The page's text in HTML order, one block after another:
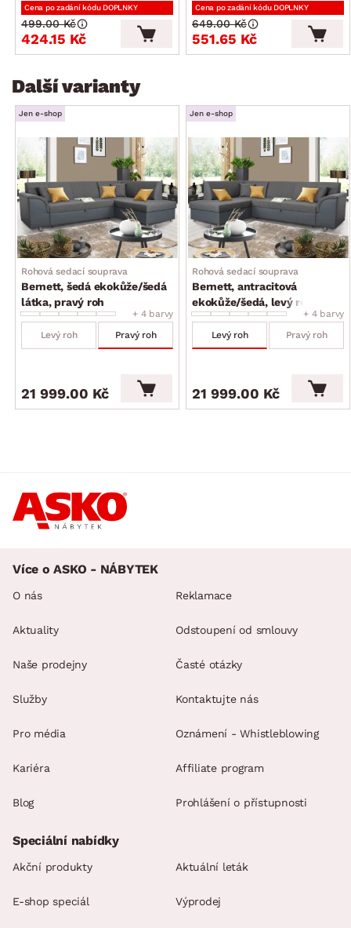
Cena po zadání kódu DOPLNKY
424.15 Kč
499.00 Kč
Cena po zadání kódu DOPLNKY
551.65 Kč
649.00 Kč
Další varianty
Jen e-shop
Rohová sedací souprava
Bernett, šedá ekokůže/šedá
látka, pravý roh
+ 4 barvy
Levý roh
Pravý roh
21 999.00 Kč
Jen e-shop
Rohová sedací souprava
Bernett, antracitová
ekokůže/šedá, levý roh
+ 4 barvy
Levý roh
Pravý roh
21 999.00 Kč
Více o ASKO - NÁBYTEK
O nás
Aktuality
Naše prodejny
Služby
Pro média
Kariéra
Blog
Reklamace
Odstoupení od smlouvy
Časté otázky
Kontaktujte nás
Oznámení - Whistleblowing
Affiliate program
Prohlášení o přístupnosti
Speciální nabídky
Akční produkty Aktuální leták
E-shop speciál Výprodej